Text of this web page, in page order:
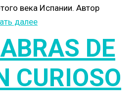
века Испании. Автор
далее
DE
CURIOSO